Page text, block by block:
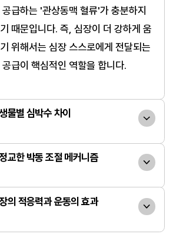
공급하는 '관상동맥 혈류'가 충분하지
때문입니다. 즉, 심장이 더 강하게 움
위해서는 심장 스스로에게 전달되는
공급이 핵심적인 역할을 합니다.
물별 심박수 차이
왕관 모양을 닮은 관상동맥
장이 뿜어낸 혈액을 심장 근육에 가장
개선하는 가장 효과적인 방법입니다.
, 심박수는 생물의 크기에 반비례하는
교한 박동 조절 메커니즘
심장은 페이스메이커 세포
온 채널 작용으로 스스로 박동하며, 자
의 적응력과 운동의 효과
심장은 인체의 동력을 만드